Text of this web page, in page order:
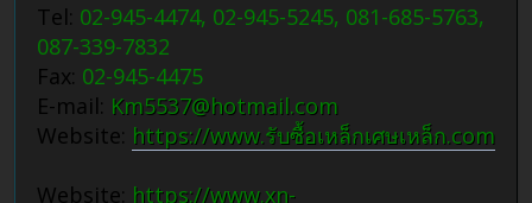
Tel: 02-945-4474, 02-945-5245, 081-685-5763,
087-339-7832
Fax: 02-945-4475
E-mail: Km5537@hotmail.com
Website: https://www.รับซื้อเหล็กเศษเหล็ก.com
Website: https://www.xn-